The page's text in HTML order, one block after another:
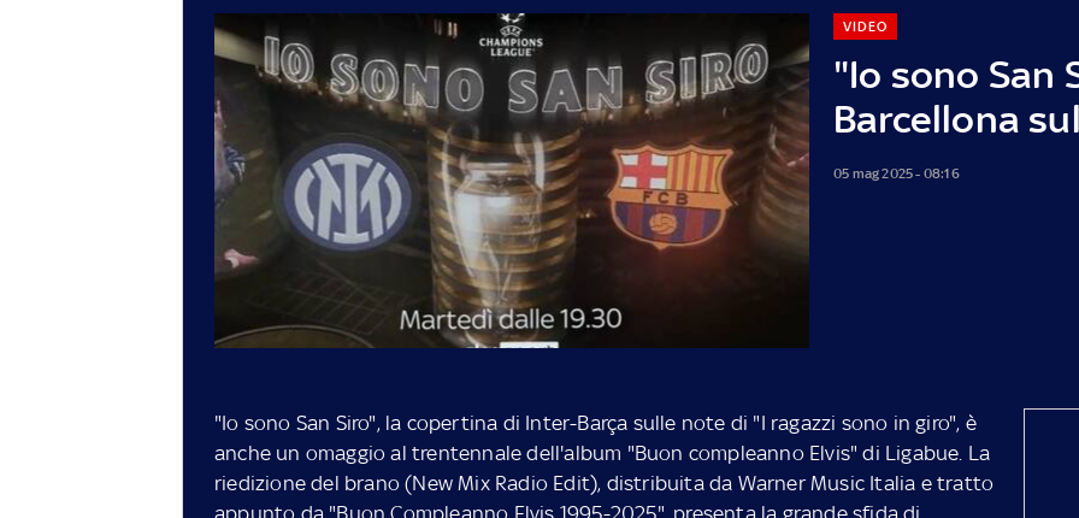
"Io sono San
Barcellona
VIDEO
05 mag 2025 - 08:16
"Io sono San Siro", la copertina di Inter-Barça sulle note di "I ragazzi sono in giro", è
anche un omaggio al trentennale dell'album "Buon compleanno Elvis" di Ligabue. La
riedizione del brano (New Mix Radio Edit), distribuita da Warner Music Italia e tratto
appunto da "Buon Compleanno Elvis 1995-2025", presenta la grande sfida di